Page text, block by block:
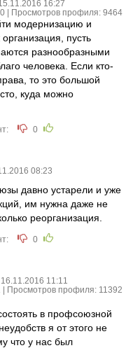
16:27
0 | Просмотров профиля: 9464
модернизацию и
пусть
разнообразными
человека. Если кто-
то это большой
куда можно
0
08:23
давно устарели и уже
им нужна даже не
реорганизация.
0
16.11.2016 11:11
| Просмотров профиля: 11392
в профсоюзной
я от этого не
что у нас был